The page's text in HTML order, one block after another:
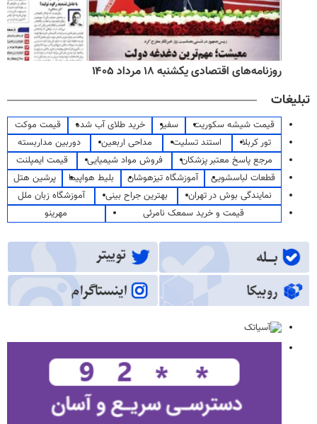
روزنامه‌های اقتصادی یکشنبه ۱۸ مرداد ۱۴۰۵
تبلیغات
قیمت شیشه سکوریت سفیر خرید طلای آب شده
قیمت موکت
تور کربلا
استند تسلیت مداحی اربعین
دوربین مداربسته
مرجع پاسخ معتبر پزشکان
فروش مواد شیمیایی
قیمت ایمپلنت
قطعات لباسشویی
آموزشگاه تیزهوشان بلیط هواپیما
پرشین هتل
نمایندگی بوش در تهران
بهترین جراح بینی
آموزشگاه زبان ملل
قیمت و خرید سمعک نامرئی
مهرینو